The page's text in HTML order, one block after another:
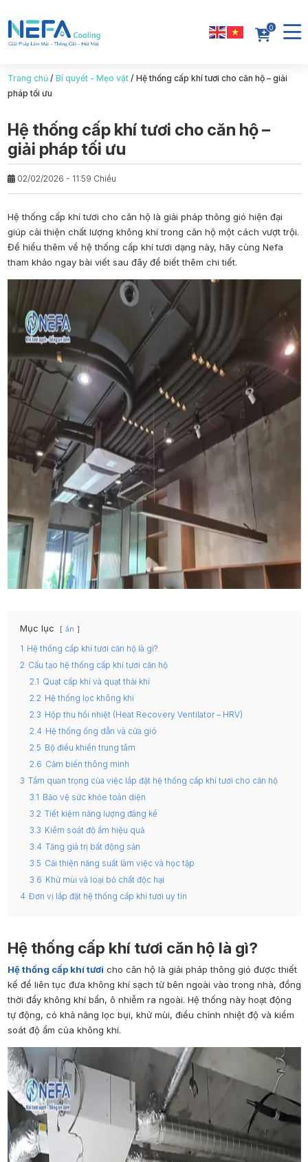
0
Trang chủ/ Bí quyết - Mẹo vặt/ Hệ thống cấp khí tươi cho căn hộ – giải
pháp tối ưu
Hệ thống cấp khí tươi cho căn hộ –
giải pháp tối ưu
02/02/2026 - 11:59 Chiều
Hệ thống cấp khí tươi cho căn hộlà giải pháp thông gió hiện đại
giúp cải thiện chất lượng không khí trong căn hộ một cách vượt trội.
Để hiểu thêm về hệ thống cấp khí tươi dạng này, hãy cùng Nefa
tham khảo ngay bài viết sau đây để biết thêm chi tiết.
Mục lục ẩn
1 Hệ thống cấp khí tươi căn hộ là gì?
2 Cấu tạo hệ thống cấp khí tươi căn hộ
2.1 Quạt cấp khí và quạt thải khí
2.2 Hệ thống lọc không khí
2.3 Hộp thu hồi nhiệt (Heat Recovery Ventilator – HRV)
2.4 Hệ thống ống dẫn và cửa gió
2.5 Bộ điều khiển trung tâm
2.6 Cảm biến thông minh
3 Tầm quan trọng của việc lắp đặt hệ thống cấp khí tươi cho căn hộ
3.1 Bảo vệ sức khỏe toàn diện
3.2 Tiết kiệm năng lượng đáng kể
3.3 Kiểm soát độ ẩm hiệu quả
3.4 Tăng giá trị bất động sản
3.5 Cải thiện năng suất làm việc và học tập
3.6 Khử mùi và loại bỏ chất độc hại
4 Đơn vị lắp đặt hệ thống cấp khí tươi uy tín
Hệ thống cấp khí tươi căn hộ là gì?
Hệ thống cấp khí tươi cho căn hộ là giải pháp thông gió được thiết
kế để liên tục đưa không khí sạch từ bên ngoài vào trong nhà, đồng
thời đẩy không khí bẩn, ô nhiễm ra ngoài. Hệ thống này hoạt động
tự động, có khả năng lọc bụi, khử mùi, điều chỉnh nhiệt độ và kiểm
soát độ ẩm của không khí.